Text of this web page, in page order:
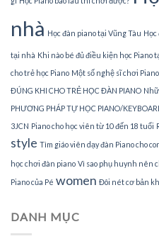
nhà Học đàn piano tại Vũng Tàu Học
tại nhà Khi nào bé đủ điều kiện học Piano
cho trẻ học Piano Một số nghệ sĩ chơi
ĐÚNG KHI CHO TRẺ HỌC ĐÀN PIANO
PHƯƠNG PHÁP TỰ HỌC PIANO/
3JCN Piano cho học viên từ 10 đến 18 tuổi
style Tìm giáo viên dạy đàn Piano cho
học chơi đàn piano Vì sao phụ huynh nên
Piano của Pé women Đôi nét cơ bản
DANH MỤC